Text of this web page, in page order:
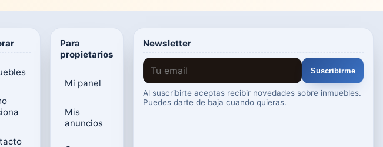
Para
propietarios
Mi panel
Mis
anuncios
Newsletter
Suscribirme
Al suscribirte aceptas recibir novedades sobre inmuebles.
Puedes darte de baja cuando quieras.